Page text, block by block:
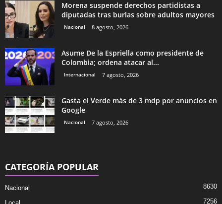
Morena suspende derechos partidistas a
diputadas tras burlas sobre adultos mayores
Nacional 8 agosto, 2026
Asume De la Espriella como presidente de
Colombia; ordena atacar al...
Internacional 7 agosto, 2026
Gasta el Verde más de 3 mdp por anuncios en
Google
Nacional 7 agosto, 2026
CATEGORÍA POPULAR
Nacional 8630
7256